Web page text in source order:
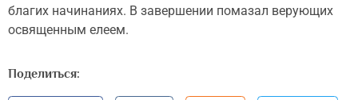
благих начинаниях. В завершении помазал верующих
освященным елеем.
Поделиться: